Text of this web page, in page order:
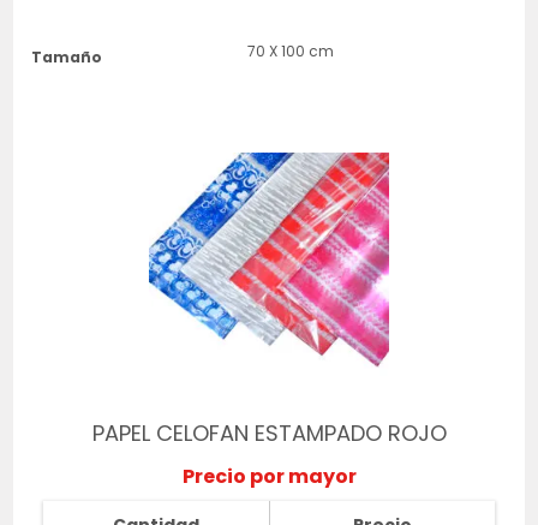
Tamaño 70 X 100 cm
PAPEL CELOFAN ESTAMPADO ROJO
Precio por mayor